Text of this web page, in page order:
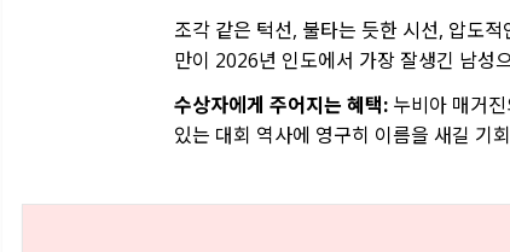
조각 같은 턱선, 불타는 듯한 시선, 압도
만이 2026년 인도에서 가장 잘생긴 남성
수상자에게 주어지는 혜택: 누비아 매거
있는 대회 역사에 영구히 이름을 새길 기